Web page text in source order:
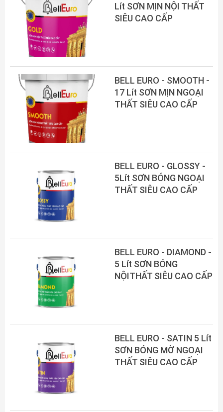
Lít SƠN MỊN NỘI THẤT
SIÊU CAO CẤP
BELL EURO - SMOOTH -
17 Lít SƠN MỊN NGOẠI
THẤT SIÊU CAO CẤP
BELL EURO - GLOSSY -
5Lít SƠN BÓNG NGOẠI
THẤT SIÊU CAO CẤP
BELL EURO - DIAMOND -
5 Lít SƠN BÓNG
NỘITHẤT SIÊU CAO CẤP
BELL EURO - SATIN 5 Lít
SƠN BÓNG MỜ NGOẠI
THẤT SIÊU CAO CẤP